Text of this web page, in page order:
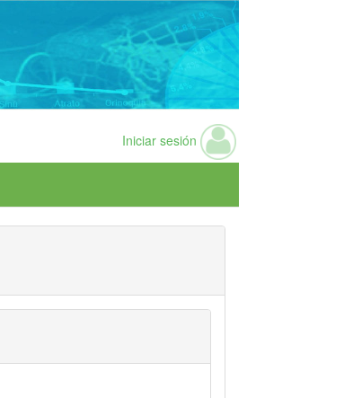
Iniciar sesión